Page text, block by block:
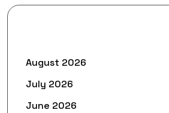
August 2026
July 2026
June 2026